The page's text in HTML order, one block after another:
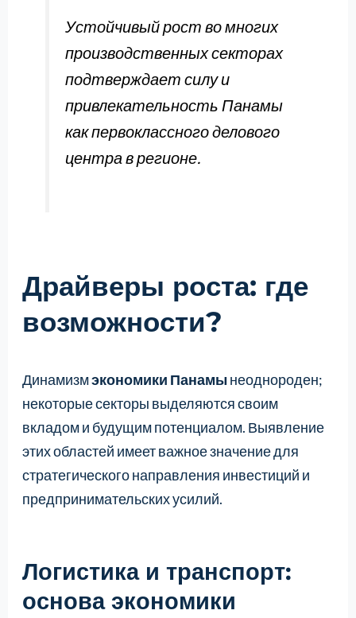
Устойчивый рост во многих
производственных секторах
подтверждает силу и
привлекательность Панамы
как первоклассного делового
центра в регионе.
Драйверы роста: где
возможности?
Динамизмэкономики Панамынеоднороден;
некоторые секторы выделяются своим
вкладом и будущим потенциалом. Выявление
этих областей имеет важное значение для
стратегического направления инвестиций и
предпринимательских усилий.
Логистика и транспорт:
основа экономики